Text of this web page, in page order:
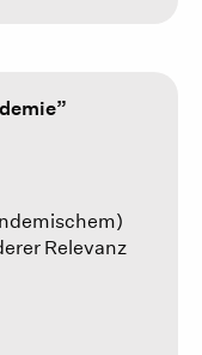
Relevanz